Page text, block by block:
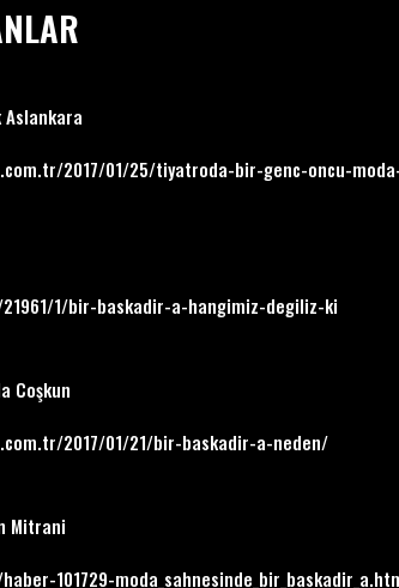
2017/01/25/tiyatroda-bir-genc-oncu-
1/bir-baskadir-a-hangimiz-degiliz-ki
Coşkun
2017/01/21/bir-baskadir-a-neden/
Mitrani
101729-